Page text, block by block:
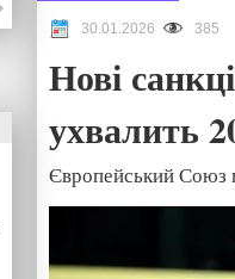
30.01.2026 385
Нові
ухвалить
Європейський Союз